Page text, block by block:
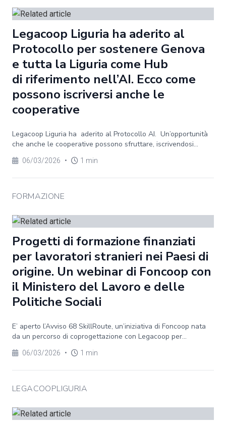
Legacoop Liguria ha aderito al
Protocollo per sostenere Genova
e tutta la Liguria come Hub
di riferimento nell’AI. Ecco come
possono iscriversi anche le
cooperative
Legacoop Liguria ha aderito al Protocollo AI. Un’opportunità
che anche le cooperative possono sfruttare, iscrivendosi...
06/03/2026 • 1 min
FORMAZIONE
Progetti di formazione finanziati
per lavoratori stranieri nei Paesi di
origine. Un webinar di Foncoop con
il Ministero del Lavoro e delle
Politiche Sociali
E’ aperto l’Avviso 68 SkillRoute, un’iniziativa di Foncoop nata
da un percorso di coprogettazione con Legacoop per...
06/03/2026 • 1 min
LEGACOOPLIGURIA